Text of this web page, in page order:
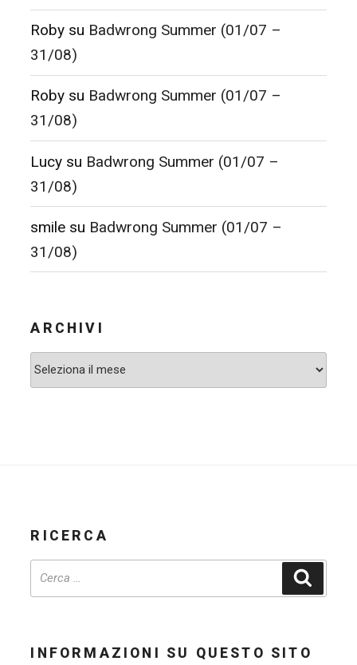
Roby su Badwrong Summer (01/07 –
31/08)
Roby su Badwrong Summer (01/07 –
31/08)
Lucy su Badwrong Summer (01/07 –
31/08)
smile su Badwrong Summer (01/07 –
31/08)
ARCHIVI
Archivi
RICERCA
INFORMAZIONI SU QUESTO SITO